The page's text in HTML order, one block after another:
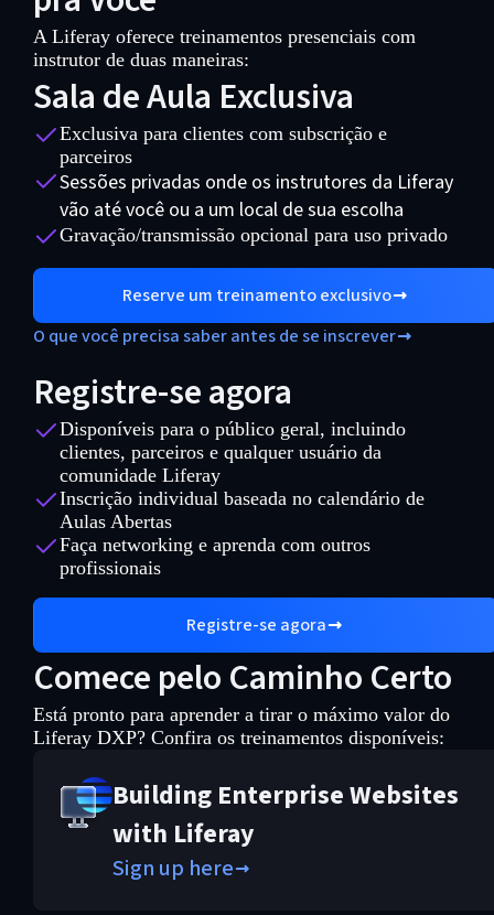
A Liferay oferece treinamentos presenciais com
instrutor de duas maneiras:
Sala de Aula Exclusiva
Exclusiva para clientes com subscrição e
parceiros
Sessões privadas onde os instrutores da Liferay
vão até você ou a um local de sua escolha
Gravação/transmissão opcional para uso privado
Reserve um treinamento exclusivo
O que você precisa saber antes de se inscrever
Registre-se agora
Disponíveis para o público geral, incluindo
clientes, parceiros e qualquer usuário da
comunidade Liferay
Inscrição individual baseada no calendário de
Aulas Abertas
Faça networking e aprenda com outros
profissionais
Registre-se agora
Comece pelo Caminho Certo
Está pronto para aprender a tirar o máximo valor do
Liferay DXP? Confira os treinamentos disponíveis:
Building Enterprise Websites
with Liferay
Sign up here